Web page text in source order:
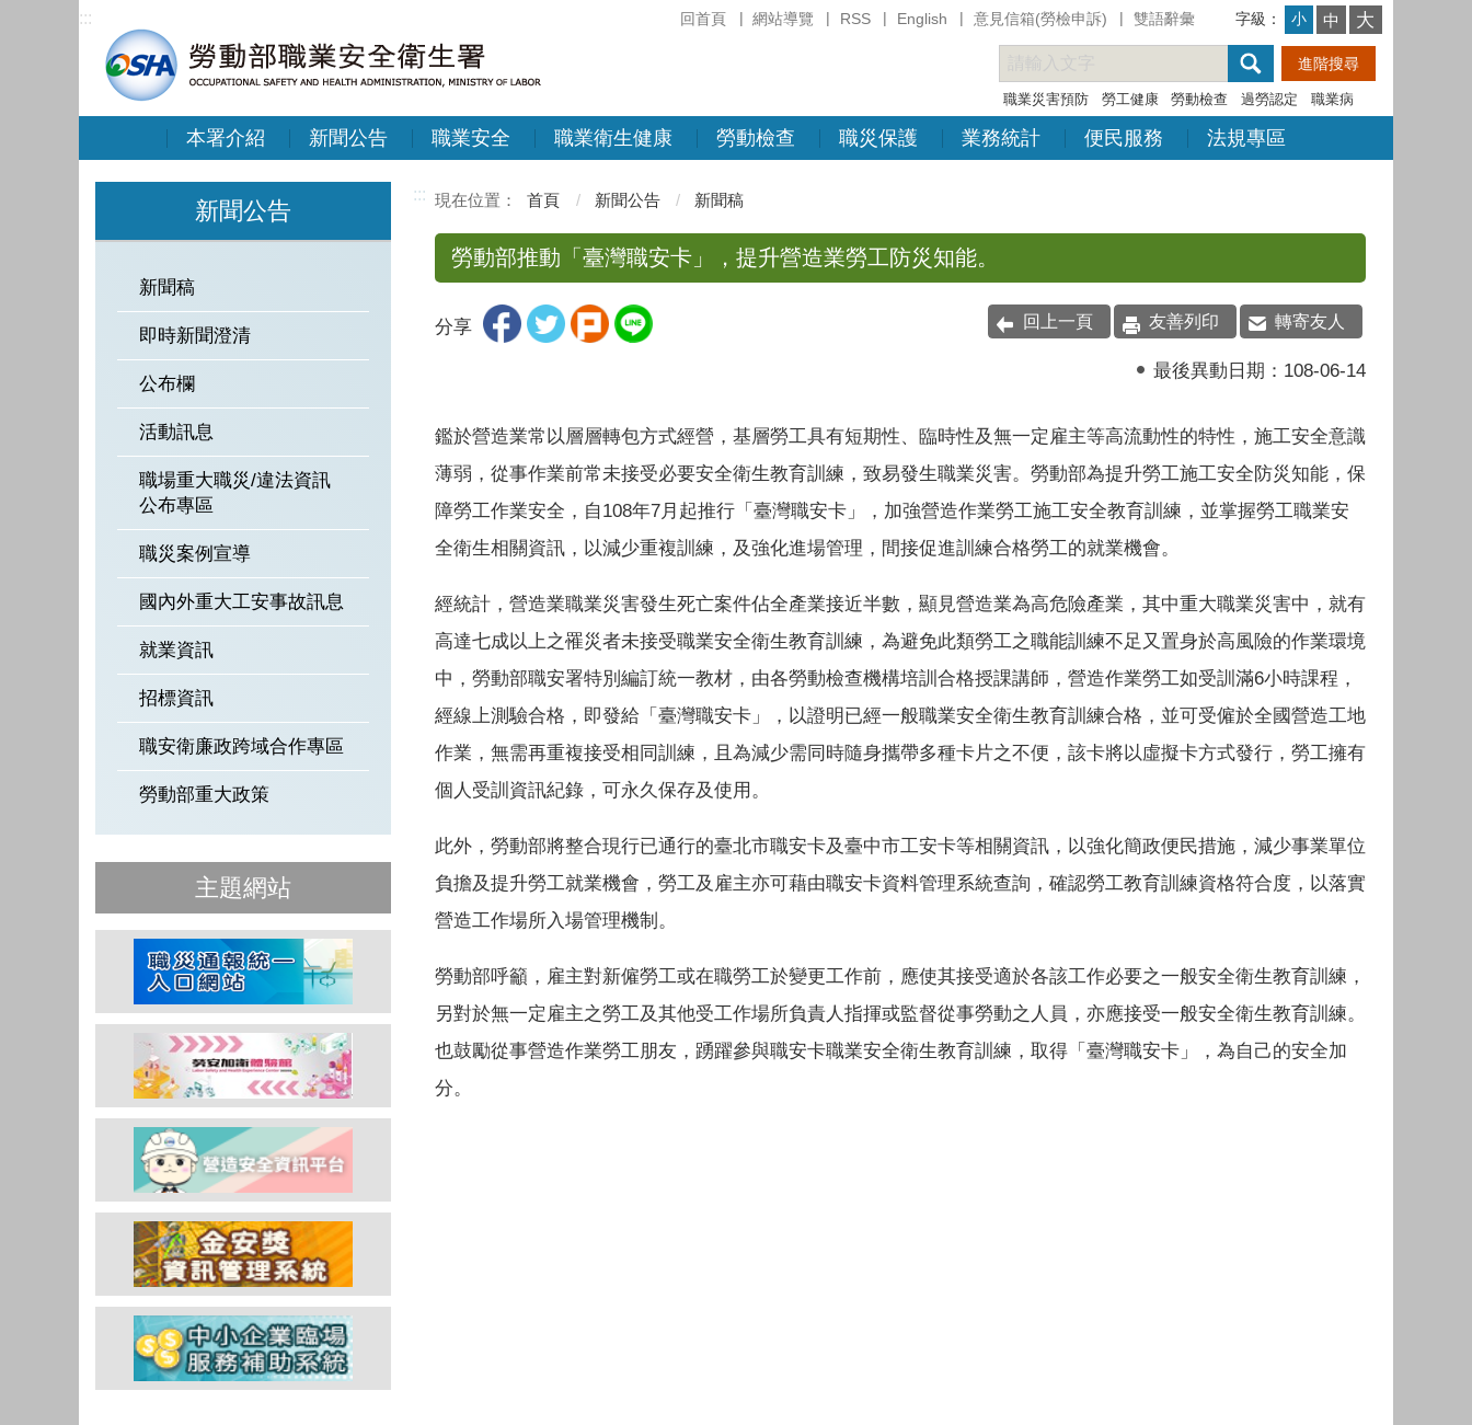
回首頁 網站導覽 RSS English 意見信箱(勞檢申訴) 雙語辭彙
::: 字級： 小 中 大
職業災害預防 勞工健康 勞動檢查 過勞認定 職業病
本署介紹 新聞公告 職業安全 職業衛生健康 勞動檢查 職災保護 業務統計 便民服務 法規專區
新聞公告
新聞稿
即時新聞澄清
公布欄
活動訊息
職場重大職災/違法資訊
公布專區
職災案例宣導
國內外重大工安事故訊息
就業資訊
招標資訊
職安衛廉政跨域合作專區
勞動部重大政策
主題網站
::: 首頁 新聞公告 新聞稿
勞動部推動「臺灣職安卡」，提升營造業勞工防災知能。
分享 回上一頁 友善列印 轉寄友人
最後異動日期： 108-06-14
鑑於營造業常以層層轉包方式經營，基層勞工具有短期性、臨時性及無一定雇主等高流動性的特性，施工安全意識
薄弱，從事作業前常未接受必要安全衛生教育訓練，致易發生職業災害。勞動部為提升勞工施工安全防災知能，保
障勞工作業安全，自108年7月起推行「臺灣職安卡」，加強營造作業勞工施工安全教育訓練，並掌握勞工職業安
全衛生相關資訊，以減少重複訓練，及強化進場管理，間接促進訓練合格勞工的就業機會。
經統計，營造業職業災害發生死亡案件佔全產業接近半數，顯見營造業為高危險產業，其中重大職業災害中，就有
高達七成以上之罹災者未接受職業安全衛生教育訓練，為避免此類勞工之職能訓練不足又置身於高風險的作業環境
中，勞動部職安署特別編訂統一教材，由各勞動檢查機構培訓合格授課講師，營造作業勞工如受訓滿6小時課程，
經線上測驗合格，即發給「臺灣職安卡」，以證明已經一般職業安全衛生教育訓練合格，並可受僱於全國營造工地
作業，無需再重複接受相同訓練，且為減少需同時隨身攜帶多種卡片之不便，該卡將以虛擬卡方式發行，勞工擁有
個人受訓資訊紀錄，可永久保存及使用。
此外，勞動部將整合現行已通行的臺北市職安卡及臺中市工安卡等相關資訊，以強化簡政便民措施，減少事業單位
負擔及提升勞工就業機會，勞工及雇主亦可藉由職安卡資料管理系統查詢，確認勞工教育訓練資格符合度，以落實
營造工作場所入場管理機制。
勞動部呼籲，雇主對新僱勞工或在職勞工於變更工作前，應使其接受適於各該工作必要之一般安全衛生教育訓練，
另對於無一定雇主之勞工及其他受工作場所負責人指揮或監督從事勞動之人員，亦應接受一般安全衛生教育訓練。
也鼓勵從事營造作業勞工朋友，踴躍參與職安卡職業安全衛生教育訓練，取得「臺灣職安卡」，為自己的安全加
分。